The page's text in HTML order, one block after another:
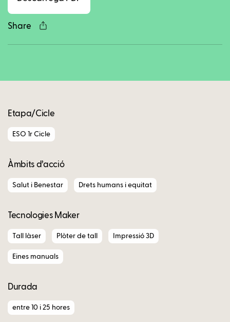
Share
Etapa/Cicle
ESO 1r Cicle
Àmbits d’acció
Salut i Benestar Drets humans i equitat
Tecnologies Maker
Tall làser Plòter de tall Impressió 3D
Eines manuals
Durada
entre 10 i 25 hores